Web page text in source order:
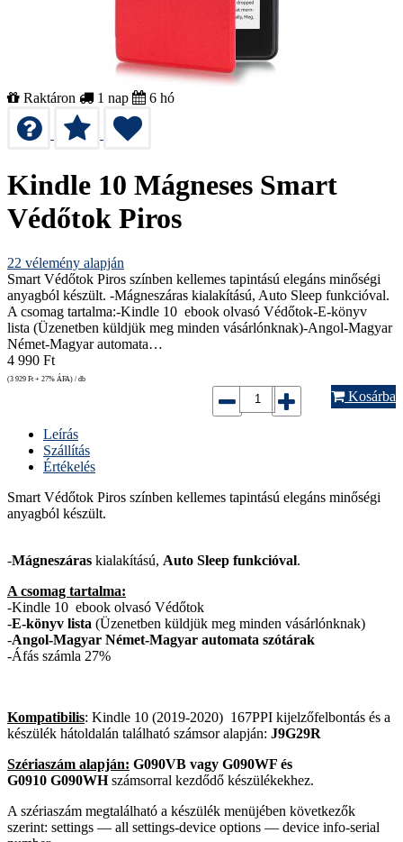
Raktáron 1 nap 6 hó
Kindle 10 Mágneses Smart
Védőtok Piros
22 vélemény alapján
Smart Védőtok Piros színben kellemes tapintású elegáns minőségi
anyagból készült. -Mágneszáras kialakítású, Auto Sleep funkcióval.
A csomag tartalma:-Kindle 10 ebook olvasó Védőtok-E-könyv
lista (Üzenetben küldjük meg minden vásárlónknak)-Angol-Magyar
Német-Magyar automata…
4 990 Ft
(3 929 Ft + 27% ÁFA) / db
Kosárba
Leírás
Szállítás
Értékelés
Smart Védőtok Piros színben kellemes tapintású elegáns minőségi
anyagból készült.
-Mágneszáras kialakítású, Auto Sleep funkcióval.
A csomag tartalma:
-Kindle 10 ebook olvasó Védőtok
-E-könyv lista (Üzenetben küldjük meg minden vásárlónknak)
-Angol-Magyar Német-Magyar automata szótárak
-Áfás számla 27%
Kompatibilis: Kindle 10 (2019-2020) 167PPI kijelzőfelbontás és a
készülék hátoldalán található számsor alapján: J9G29R
Szériaszám alapján: G090VB vagy G090WF és
G0910 G090WHszámsorral kezdődő készülékekhez.
A szériaszám megtalálható a készülék menüjében következők
szerint: settings — all settings-device options — device info-serial